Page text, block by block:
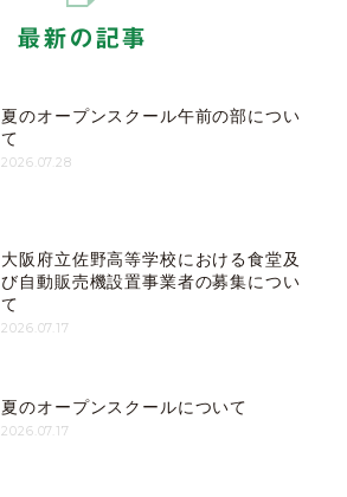
最新の記事
夏のオープンスクール午前の部につい
て
2026.07.28
大阪府立佐野高等学校における食堂及
び自動販売機設置事業者の募集につい
て
2026.07.17
夏のオープンスクールについて
2026.07.17